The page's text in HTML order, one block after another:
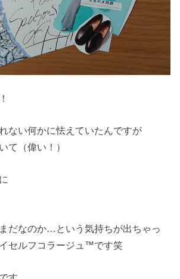
ない何かに怯えていたんですが
て（偉い！）
だなのか…という気持ちが出ちゃっ
セルフコラージュ™です笑